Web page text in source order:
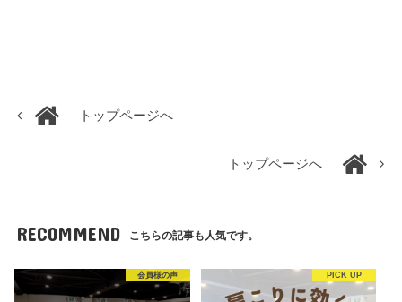
トップページへ
トップページへ
RECOMMEND こちらの記事も人気です。
会員様の声 PICK UP